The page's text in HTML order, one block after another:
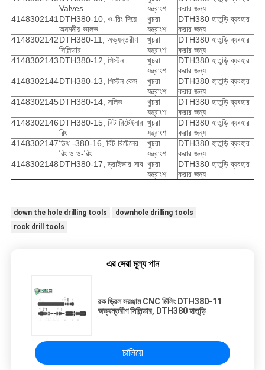
Valves
যন্ত্রাংশ
করার জন্য
4148302141DTH380-10, ও-রিং দিয়ে
অনমনীয় ভালভ
খুচরা
যন্ত্রাংশ
DTH380 হাতুড়ি ব্যবহার
করার জন্য
4148302142DTH380-11, অভ্যন্তরীণ
সিলিন্ডার
খুচরা
যন্ত্রাংশ
DTH380 হাতুড়ি ব্যবহার
করার জন্য
4148302143DTH380-12, পিস্টন
খুচরা
যন্ত্রাংশ
DTH380 হাতুড়ি ব্যবহার
করার জন্য
4148302144DTH380-13, পিস্টন কেস
খুচরা
যন্ত্রাংশ
DTH380 হাতুড়ি ব্যবহার
করার জন্য
4148302145DTH380-14, সলিভ
খুচরা
যন্ত্রাংশ
DTH380 হাতুড়ি ব্যবহার
করার জন্য
4148302146DTH380-15, বিট রিটেইনার
রিং
খুচরা
যন্ত্রাংশ
DTH380 হাতুড়ি ব্যবহার
করার জন্য
4148302147ডিথ -380-16, বিট রিটেনের
রিং ও ও-রিং
খুচরা
যন্ত্রাংশ
DTH380 হাতুড়ি ব্যবহার
করার জন্য
4148302148DTH380-17, ড্রাইভার সাব খুচরা
যন্ত্রাংশ
DTH380 হাতুড়ি ব্যবহার
করার জন্য
down the hole drilling tools
downhole drilling tools
rock drill tools
এর সেরা মূল্য পান
রক ড্রিল সরঞ্জাম CNC মিলিং DTH380-11
অভ্যন্তরীণ সিলিন্ডার, DTH380 হাতুড়ি
চালিয়ে